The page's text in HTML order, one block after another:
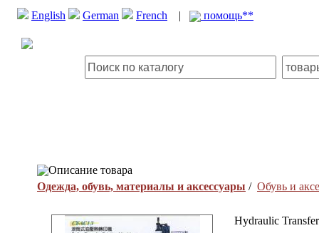
English German French | помощь**
Описание товара
Одежда, обувь, материалы и аксессуары / Обувь и
Hydraulic